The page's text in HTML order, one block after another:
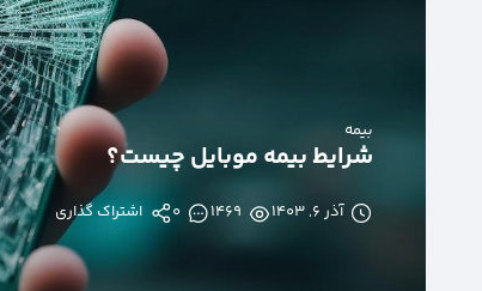
بیمه
شرایط بیمه موبایل چیست؟
آذر ۶, ۱۴۰۳ 1469
0 اشتراک گذاری